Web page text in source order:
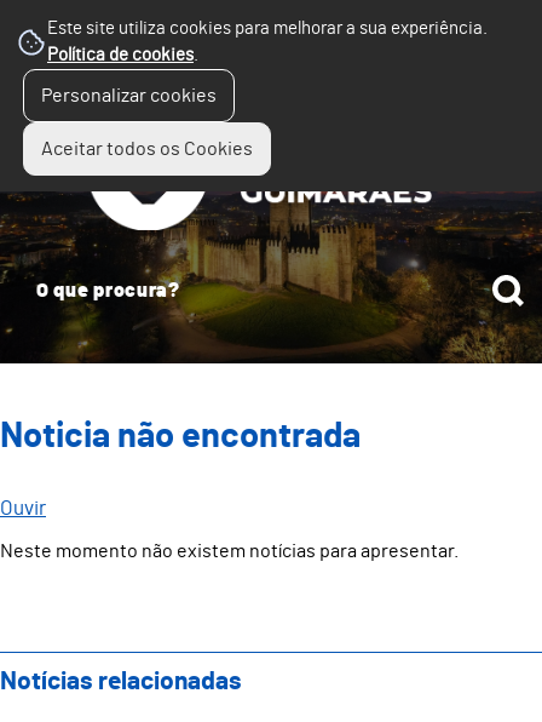
Este site utiliza cookies para melhorar a sua experiência.
Política de cookies.
Personalizar cookies
Aceitar todos os Cookies
Noticia não encontrada
Ouvir
Neste momento não existem notícias para apresentar.
Notícias relacionadas